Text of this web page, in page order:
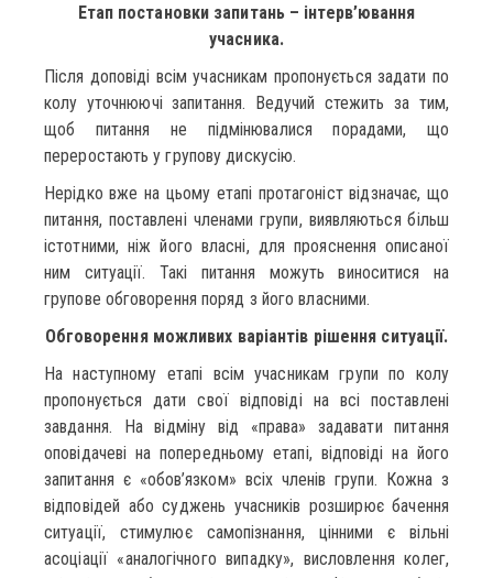
Етап постановки запитань – інтерв’ювання
учасника.
Після доповіді всім учасникам пропонується задати по
колу уточнюючі запитання. Ведучий стежить за тим,
щоб питання не підмінювалися порадами, що
переростають у групову дискусію.
Нерідко вже на цьому етапі протагоніст відзначає, що
питання, поставлені членами групи, виявляються більш
істотними, ніж його власні, для прояснення описаної
ним ситуації. Такі питання можуть виноситися на
групове обговорення поряд з його власними.
Обговорення можливих варіантів рішення ситуації.
На наступному етапі всім учасникам групи по колу
пропонується дати свої відповіді на всі поставлені
завдання. На відміну від «права» задавати питання
оповідачеві на попередньому етапі, відповіді на його
запитання є «обов’язком» всіх членів групи. Кожна з
відповідей або суджень учасників розширює бачення
ситуації, стимулює самопізнання, цінними є вільні
асоціації «аналогічного випадку», висловлення колег,